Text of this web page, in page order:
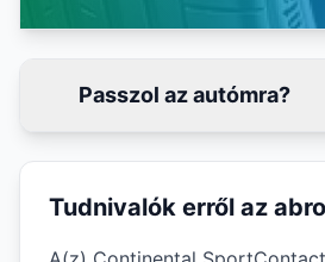
Passzol az autómra?
Tudnivalók erről az